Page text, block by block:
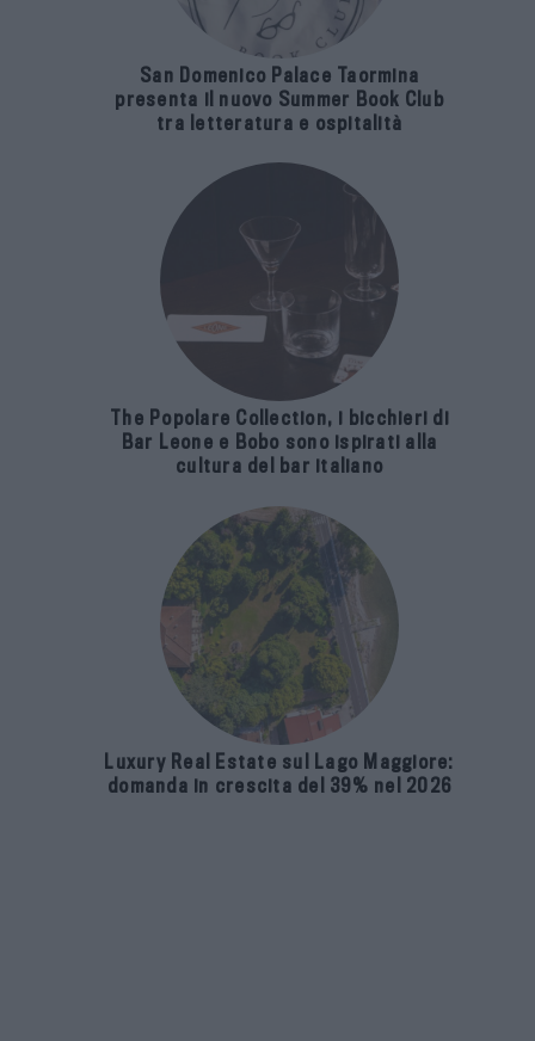
San Domenico Palace Taormina
presenta il nuovo Summer Book Club
tra letteratura e ospitalità
The Popolare Collection, i bicchieri di
Bar Leone e Bobo sono ispirati alla
cultura del bar italiano
Luxury Real Estate sul Lago Maggiore:
domanda in crescita del 39% nel 2026